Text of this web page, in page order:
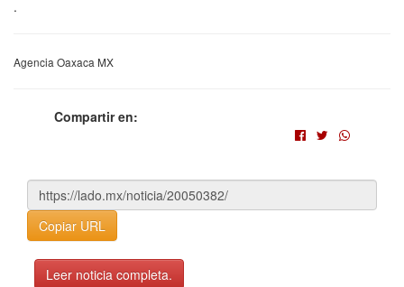
.
Agencia Oaxaca MX
Compartir en:
Copiar URL
Leer noticia completa.